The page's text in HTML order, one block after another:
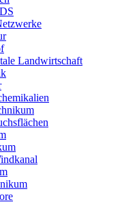
Landwirtschaft